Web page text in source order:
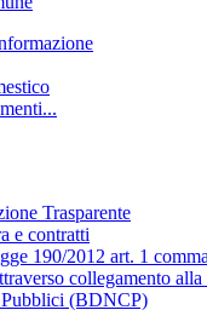
Trasparente
e contratti
190/2012 art. 1
collegamento
(BDNCP)